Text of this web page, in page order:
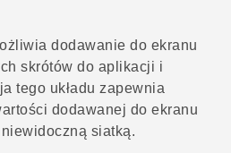
dodawanie do ekranu
skrótów do aplikacji i
tego układu zapewnia
dodawanej do ekranu
siatką.